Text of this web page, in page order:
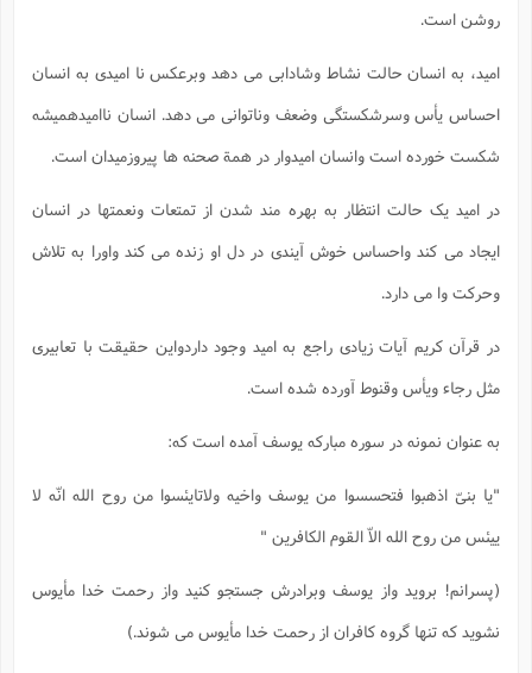
روشن است.
امید، به انسان حالت نشاط وشادابی می دهد وبرعکس نا امیدی به انسان
احساس یأس وسرشکستگی وضعف وناتوانی می دهد. انسان ناامیدهمیشه
شکست خورده است وانسان امیدوار در همة صحنه ها پیروزمیدان است.
در امید یک حالت انتظار به بهره مند شدن از تمتعات ونعمتها در انسان
ایجاد می کند واحساس خوش آیندی در دل او زنده می کند واورا به تلاش
وحرکت وا می دارد.
در قرآن کریم آیات زیادی راجع به امید وجود داردواین حقیقت با تعابیری
مثل رجاء ویأس وقنوط آورده شده است.
به عنوان نمونه در سوره مبارکه یوسف آمده است که:
"یا بنیّ اذهبوا فتحسسوا من یوسف واخیه ولاتایئسوا من روح الله انّه لا
ییئس من روح الله الاّ القوم الکافرین "
(پسرانم! بروید واز یوسف وبرادرش جستجو کنید واز رحمت خدا مأیوس
نشوید که تنها گروه کافران از رحمت خدا مأیوس می شوند.)